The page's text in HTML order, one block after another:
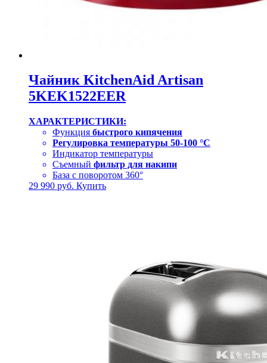
Чайник KitchenAid Artisan
5KEK1522EER
ХАРАКТЕРИСТИКИ:
Функция быстрого кипячения
Регулировка температуры 50-100 °C
Индикатор температуры
Съемный фильтр для накипи
База с поворотом 360°
29 990 руб. Купить